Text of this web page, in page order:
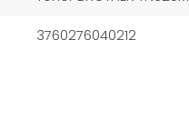
3760276040212